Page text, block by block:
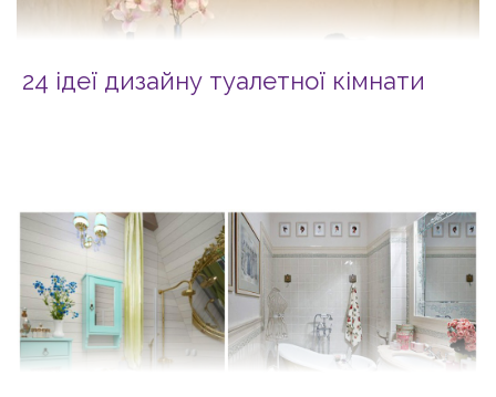
24 ідеї дизайну туалетної кімнати